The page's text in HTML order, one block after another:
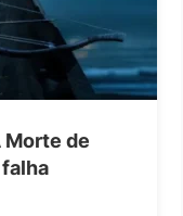
Morte de
falha